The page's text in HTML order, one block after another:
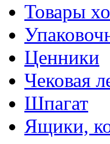
Товары
Ценники
Чековая
Шпагат
Ящики,